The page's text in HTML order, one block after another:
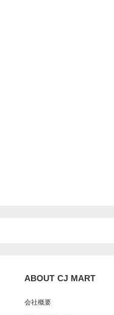
ABOUT CJ MART
会社概要